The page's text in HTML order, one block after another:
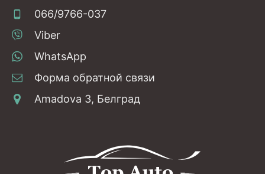
066/9766-037
Viber
WhatsApp
Форма обратной связи
Amadova 3, Белград